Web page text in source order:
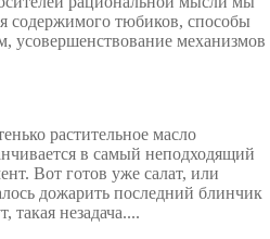
содержимого тюбиков, способы
усовершенствование механизмов
растительное масло
в самый неподходящий
Вот готов уже салат, или
дожарить последний блинчик
такая незадача....